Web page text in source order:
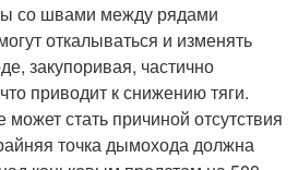
со швами между рядами
откалываться и изменять
закупоривая, частично
приводит к снижению тяги.
стать причиной отсутствия
точка дымохода должна